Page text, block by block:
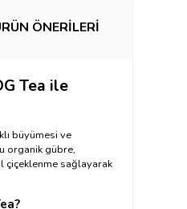
ÖNERILERI
Tea ile
büyümesi ve
organik gübre,
çiçeklenme sağlayarak